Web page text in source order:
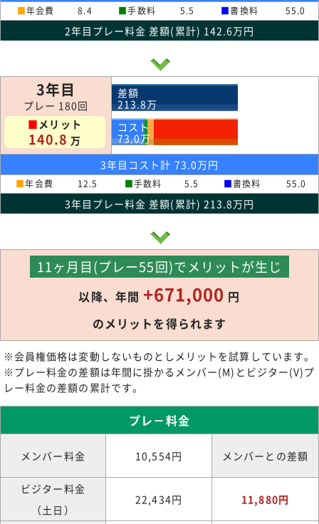
■年会費 8.4 ■手数料 5.5 ■書換料 55.0
2年目プレー料金 差額(累計) 142.6万円
3年目
プレー 180回
■メリット
140.8 万
差額
213.8万
コスト
73.0万
3年目コスト計 73.0万円
■年会費 12.5 ■手数料 5.5 ■書換料 55.0
3年目プレー料金 差額(累計) 213.8万円
11ヶ月目(プレー55回)でメリットが生じ
以降、年間 +671,000 円
のメリットを得られます
※会員権価格は変動しないものとしメリットを試算しています。
※プレー料金の差額は年間に掛かるメンバー(M)とビジター(V)プ
レー料金の差額の累計です。
プレ－料金
メンバー料金 10,554円 メンバーとの差額
ビジター料金
（土日）
22,434円 11,880円